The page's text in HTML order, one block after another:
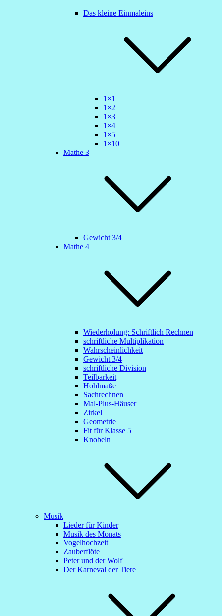
Das kleine Einmaleins
1×1
1×2
1×3
1×4
1×5
1×10
Mathe 3
Gewicht 3/4
Mathe 4
Wiederholung: Schriftlich Rechnen
schriftliche Multiplikation
Wahrscheinlichkeit
Gewicht 3/4
schriftliche Division
Teilbarkeit
Hohlmaße
Sachrechnen
Mal-Plus-Häuser
Zirkel
Geometrie
Fit für Klasse 5
Knobeln
Musik
Lieder für Kinder
Musik des Monats
Vogelhochzeit
Zauberflöte
Peter und der Wolf
Der Karneval der Tiere